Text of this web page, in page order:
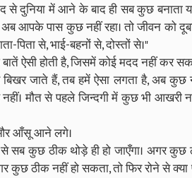
से दुनिया में आने के बाद ही सब कुछ बनाता
आपके पास कुछ नहीं रहा। तो जीवन को
पिता से, भाई-बहनों से, दोस्तों से।"
ऐसी होती है, जिसमें कोई मदद नहीं कर
जाते हैं, तब हमें ऐसा लगता है, अब कुछ
मौत से पहले जिन्दगी में कुछ भी आखरी
आँसू आने लगे।
सब कुछ ठीक थोड़े ही हो जाएँगा। अगर
ठीक नहीं हो सकता, तो फिर रोने से